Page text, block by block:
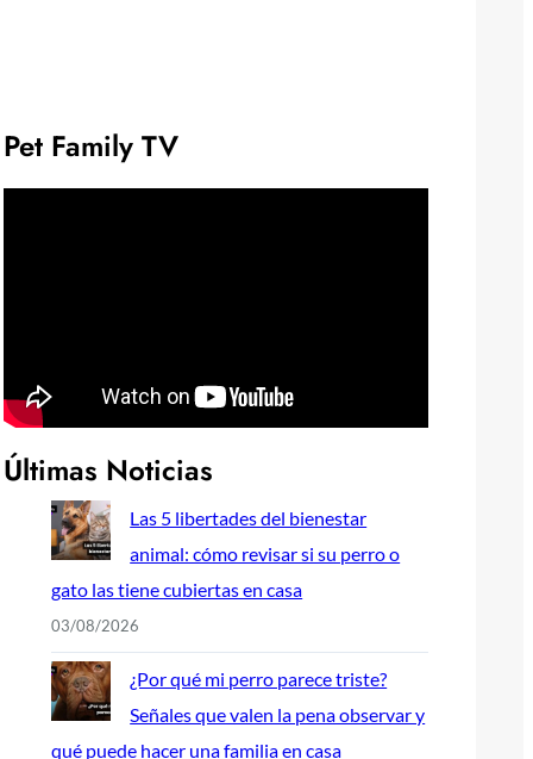
Pet Family TV
Últimas Noticias
Las 5 libertades del bienestar
animal: cómo revisar si su perro o
gato las tiene cubiertas en casa
03/08/2026
¿Por qué mi perro parece triste?
Señales que valen la pena observar y
qué puede hacer una familia en casa